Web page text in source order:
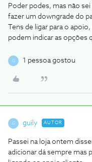
Poder podes, mas não
fazer um downgrade do
Tens de ligar para o
podem indicar as opções
G 1 pessoa gostou
G guily AUTOR
Passei na loja ontem
adicionar dá sempre mas